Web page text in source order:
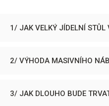
1/ JAK VELKÝ JÍDELNÍ STŮL
2/ VÝHODA MASIVNÍHO
3/ JAK DLOUHO BUDE